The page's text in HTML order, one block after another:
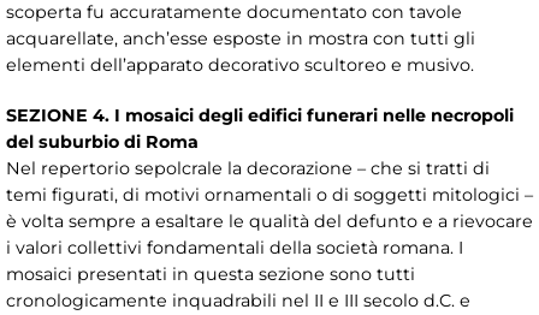
scoperta fu accuratamente documentato con tavole
acquarellate, anch’esse esposte in mostra con tutti gli
elementi dell’apparato decorativo scultoreo e musivo.
SEZIONE 4. I mosaici degli edifici funerari nelle necropoli
del suburbio di Roma
Nel repertorio sepolcrale la decorazione – che si tratti di
temi figurati, di motivi ornamentali o di soggetti mitologici –
è volta sempre a esaltare le qualità del defunto e a rievocare
i valori collettivi fondamentali della società romana. I
mosaici presentati in questa sezione sono tutti
cronologicamente inquadrabili nel II e III secolo d.C. e